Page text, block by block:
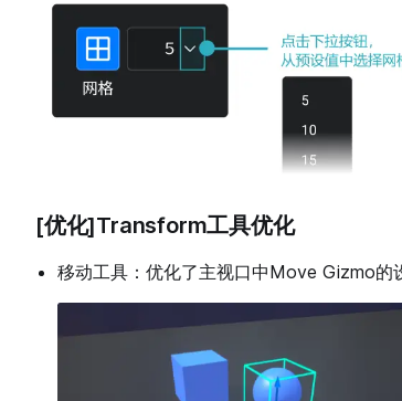
[优化]Transform工具优化
移动工具：优化了主视口中Move Gizmo的